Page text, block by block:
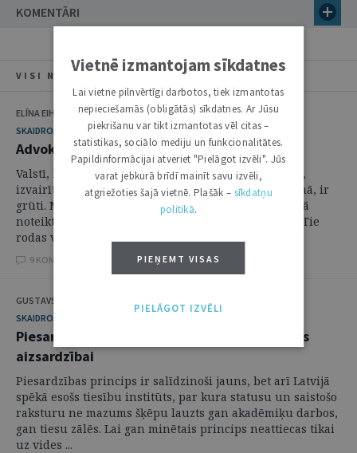
KOMENTĀRI
VISI NUMURA RAKSTI
ELĪNA EIHMANE
SKAIDROJUMI. VIEDOKĻI
Advokāta un klientu interešu konflikti
Valstī, kurā advokātu skaits nav neizmērojami plašs,
izvairīties no interešu konfliktiem, labākajā gadījumā, ir
grūti. Maldīga ir doma, ka, limitējot savu praksi kādā
noteiktā sfērā, no konfliktiem iespējams izvairīties. Tie
rodas visās tiesību ...
9 KOMENTĀRI
GUSTAVS GAILIS
SKAIDROJUMI. VIEDOKĻI
Piesardzības principa piemērošana jūras vides
aizsardzībai
Piesardzības princips ir salīdzinoši jauns, bet arī Latvijā
spēkā esošs tiesību institūts, par kura statusu un saistošo
raksturu ne mazums šķēpu lauzts gan akadēmiķu darbos,
gan tiesu zālēs. Lai gan minētais princips neattiecas tikai
uz vides ...
Vietnē izmantojam sīkdatnes
Lai vietne pilnvērtīgi darbotos, tiek izmantotas
nepieciešamās (obligātās) sīkdatnes. Ar Jūsu
piekrišanu var tikt izmantotas vēl citas –
statistikas, sociālo mediju un funkcionalitātes.
Papildinformācijai atveriet "Pielāgot izvēli". Jūs
varat jebkurā brīdī mainīt savu izvēli,
atgriežoties šajā vietnē. Plašāk – sīkdatņu
politikā.
PIEŅEMT VISAS
PIELĀGOT IZVĒLI